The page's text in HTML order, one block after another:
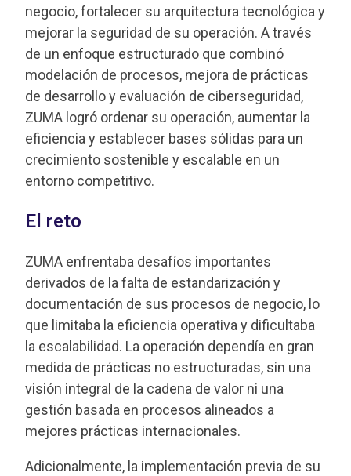
negocio, fortalecer su arquitectura tecnológica y
mejorar la seguridad de su operación. A través
de un enfoque estructurado que combinó
modelación de procesos, mejora de prácticas
de desarrollo y evaluación de ciberseguridad,
ZUMA logró ordenar su operación, aumentar la
eficiencia y establecer bases sólidas para un
crecimiento sostenible y escalable en un
entorno competitivo.
El reto
ZUMA enfrentaba desafíos importantes
derivados de la falta de estandarización y
documentación de sus procesos de negocio, lo
que limitaba la eficiencia operativa y dificultaba
la escalabilidad. La operación dependía en gran
medida de prácticas no estructuradas, sin una
visión integral de la cadena de valor ni una
gestión basada en procesos alineados a
mejores prácticas internacionales.
Adicionalmente, la implementación previa de su